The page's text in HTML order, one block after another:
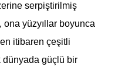
serpiştirilmiş
ona yüzyıllar boyunca
itibaren çeşitli
dünyada güçlü bir